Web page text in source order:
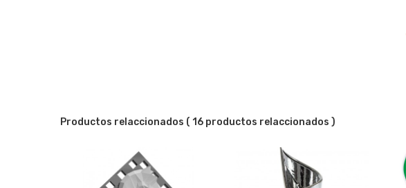
Productos relaccionados ( 16 productos relaccionados )